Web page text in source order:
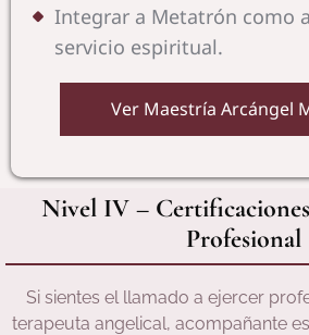
Integrar a Metatrón como
servicio espiritual.
Ver Maestría Arcángel
Nivel IV –
Profesional
Si sientes el llamado a ejercer
terapeuta angelical, acompañante